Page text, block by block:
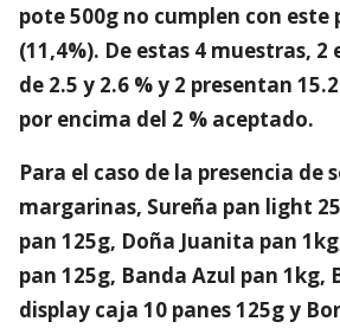
pote 500g no cumplen con
(11,4%). De estas 4 muestras,
de 2.5 y 2.6 % y 2 presentan
por encima del 2 % aceptado.
Para el caso de la presencia de
margarinas, Sureña pan light
pan 125g, Doña Juanita pan
pan 125g, Banda Azul pan 1kg,
display caja 10 panes 125g y